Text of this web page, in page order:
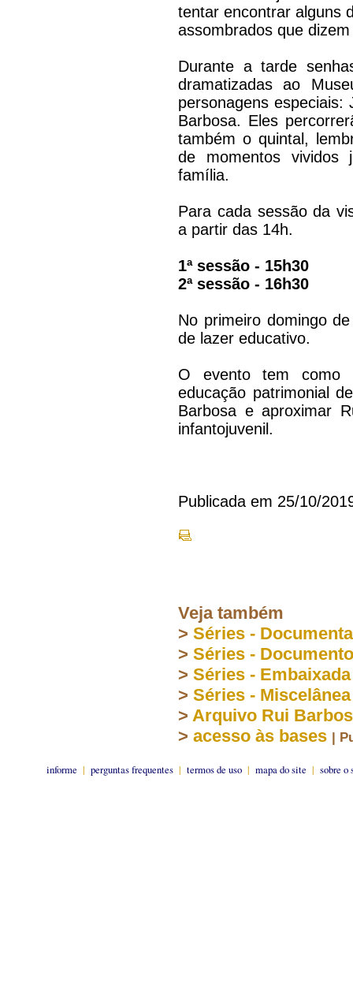
tentar encontrar alguns
assombrados que
Durante a tarde
dramatizadas ao
personagens especiais:
Barbosa. Eles
também o quintal,
de momentos
família.
Para cada sessão da
a partir das 14h.
1ª sessão - 15h30
2ª sessão - 16h30
No primeiro domingo
de lazer educativo.
O evento tem como
educação patrimonial
Barbosa e aproximar
infantojuvenil.
Publicada em 25/10/
Veja também
> Séries -
> Séries -
> Séries -
> Séries - Miscelânea
> Arquivo Rui
> acesso às bases |
informe | perguntas frequentes | termos de uso | mapa do site | sobre o